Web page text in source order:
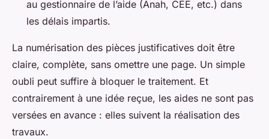
au gestionnaire de l’aide (Anah, CEE, etc.) dans
les délais impartis.
La numérisation des pièces justificatives doit être
claire, complète, sans omettre une page. Un simple
oubli peut suffire à bloquer le traitement. Et
contrairement à une idée reçue, les aides ne sont pas
versées en avance : elles suivent la réalisation des
travaux.